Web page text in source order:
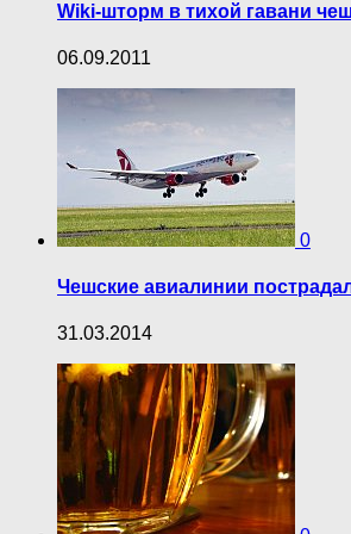
Wiki-шторм в тихой гавани
06.09.2011
0
Чешские авиалинии
31.03.2014